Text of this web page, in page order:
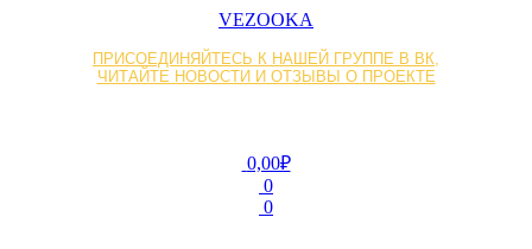
VEZOOKA
ПРИСОЕДИНЯЙТЕСЬ К НАШЕЙ ГРУППЕ В ВК,
ЧИТАЙТЕ НОВОСТИ И ОТЗЫВЫ О ПРОЕКТЕ
0,00₽
0
0